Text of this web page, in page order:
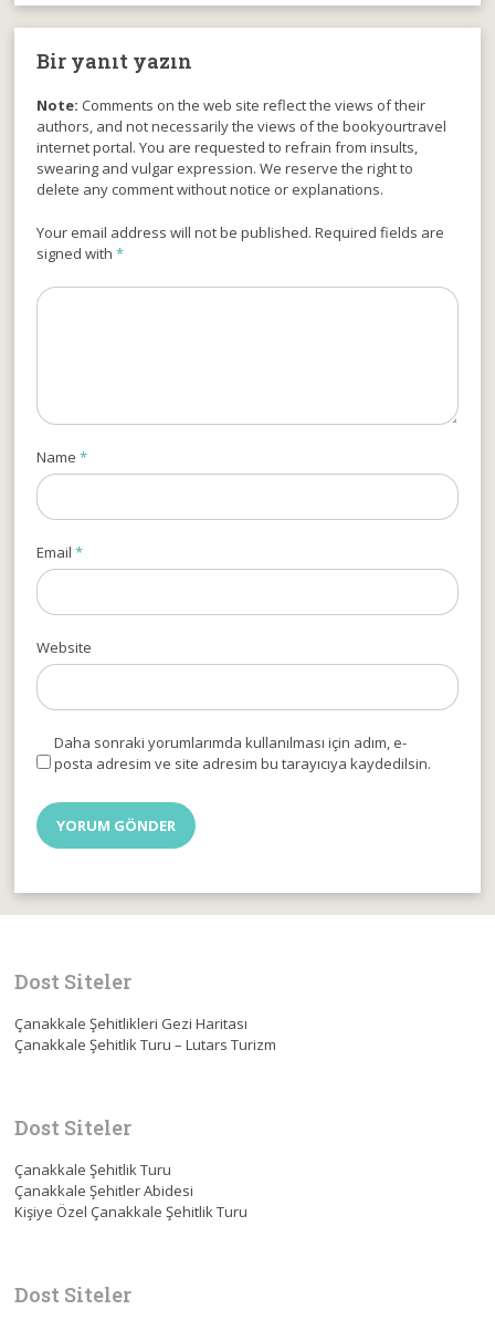
Bir yanıt yazın
Note: Comments on the web site reflect the views of their
authors, and not necessarily the views of the bookyourtravel
internet portal. You are requested to refrain from insults,
swearing and vulgar expression. We reserve the right to
delete any comment without notice or explanations.
Your email address will not be published. Required fields are
signed with*
Name*
Email*
Website
Daha sonraki yorumlarımda kullanılması için adım, e-
posta adresim ve site adresim bu tarayıcıya kaydedilsin.
Dost Siteler
Çanakkale Şehitlikleri Gezi Haritası
Çanakkale Şehitlik Turu – Lutars Turizm
Dost Siteler
Çanakkale Şehitlik Turu
Çanakkale Şehitler Abidesi
Kişiye Özel Çanakkale Şehitlik Turu
Dost Siteler